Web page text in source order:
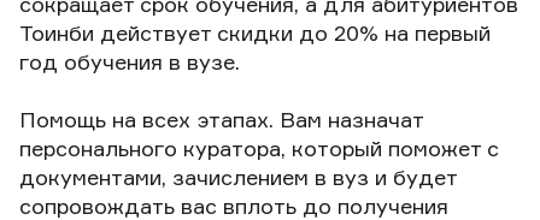
Тоинби действует скидки до 20% на первый
год обучения в вузе.
Помощь на всех этапах. Вам назначат
персонального куратора, который поможет с
документами, зачислением в вуз и будет
сопровождать вас вплоть до получения